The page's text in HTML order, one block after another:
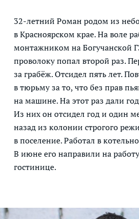
32-летний Роман родом из
в Красноярском крае. На воле
монтажником на Богучанской
проволоку попал второй раз.
за грабёж. Отсидел пять лет.
в тюрьму за то, что без прав
на машине. На этот раз дали
Из них он отсидел год и один
назад из колонии строгого
в поселение. Работал в
В июне его направили на
гостинице.